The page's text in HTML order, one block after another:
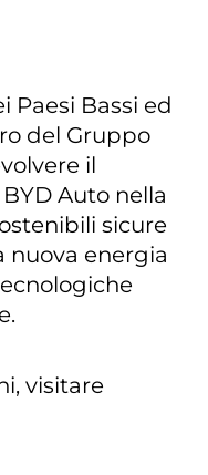
Paesi Bassi ed
del Gruppo
il
Auto nella
sicure
nuova energia
visitare